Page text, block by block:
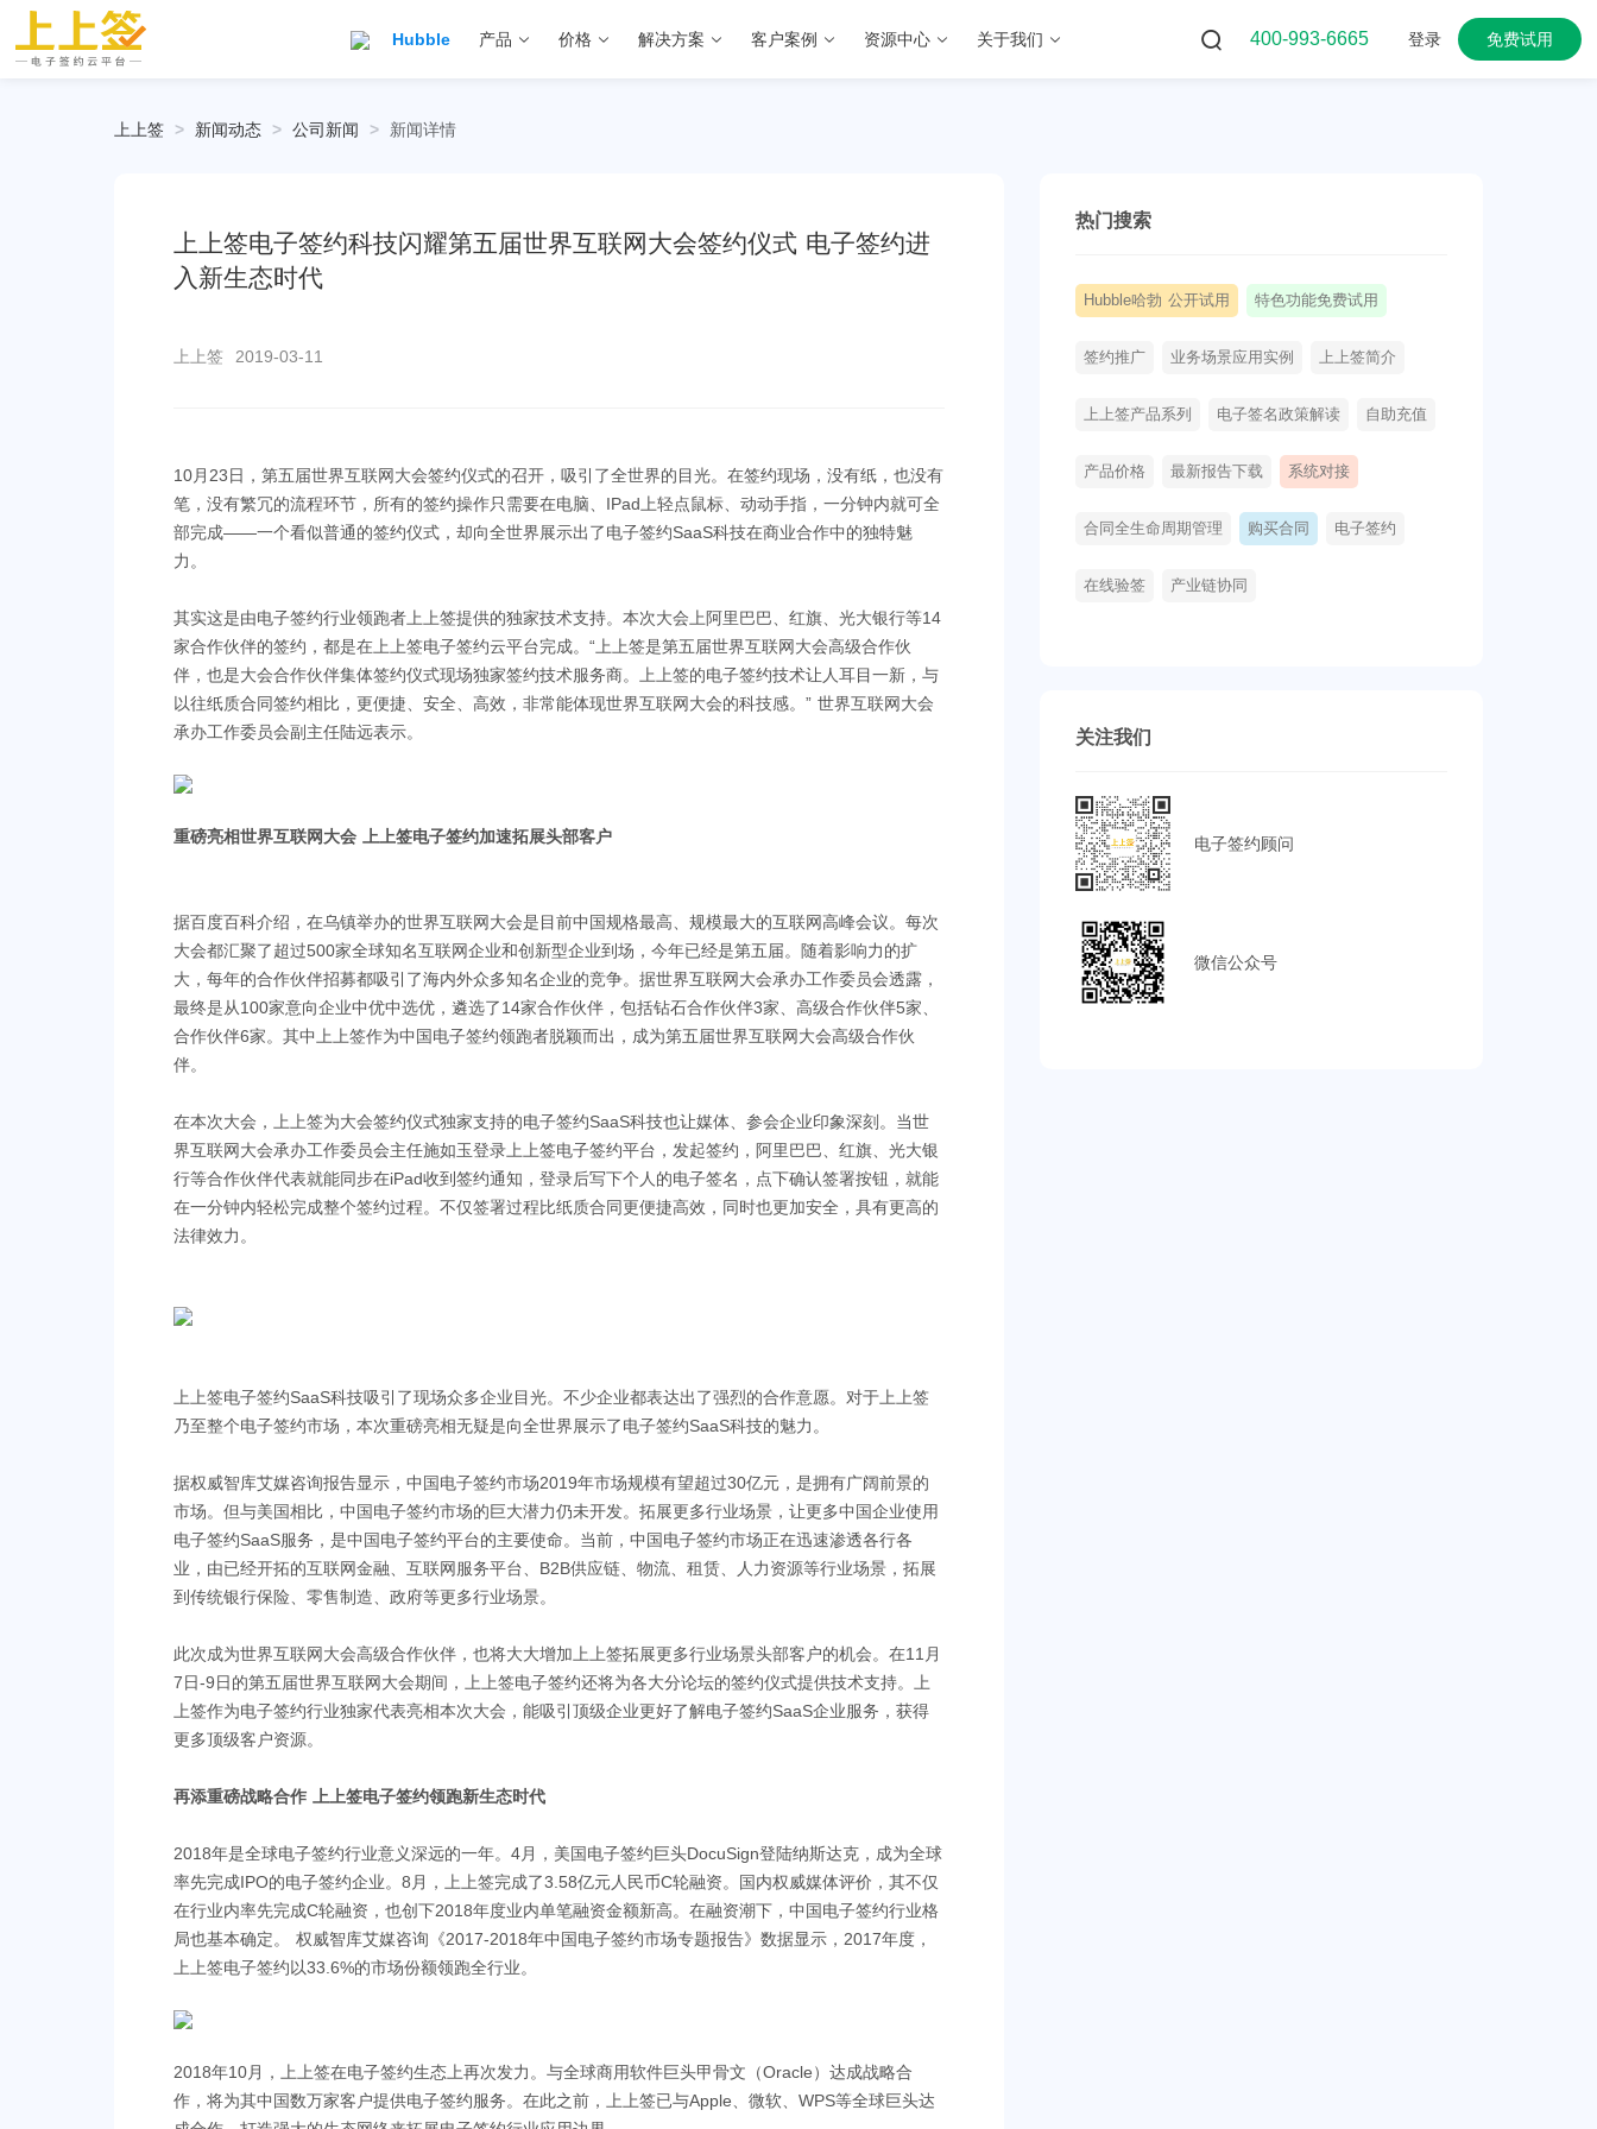
Hubble 产品 价格 解决方案 客户案例 资源中心 关于我们 400-993-6665 登录 免费试用
上上签 > 新闻动态 > 公司新闻 > 新闻详情
上上签电子签约科技闪耀第五届世界互联网大会签约仪式 电子签约进
入新生态时代
上上签 2019-03-11
10月23日，第五届世界互联网大会签约仪式的召开，吸引了全世界的目光。在签约现场，没有纸，也没有
笔，没有繁冗的流程环节，所有的签约操作只需要在电脑、IPad上轻点鼠标、动动手指，一分钟内就可全
部完成——一个看似普通的签约仪式，却向全世界展示出了电子签约SaaS科技在商业合作中的独特魅
力。
其实这是由电子签约行业领跑者上上签提供的独家技术支持。本次大会上阿里巴巴、红旗、光大银行等14
家合作伙伴的签约，都是在上上签电子签约云平台完成。“上上签是第五届世界互联网大会高级合作伙
伴，也是大会合作伙伴集体签约仪式现场独家签约技术服务商。上上签的电子签约技术让人耳目一新，与
以往纸质合同签约相比，更便捷、安全、高效，非常能体现世界互联网大会的科技感。” 世界互联网大会
承办工作委员会副主任陆远表示。
重磅亮相世界互联网大会 上上签电子签约加速拓展头部客户
据百度百科介绍，在乌镇举办的世界互联网大会是目前中国规格最高、规模最大的互联网高峰会议。每次
大会都汇聚了超过500家全球知名互联网企业和创新型企业到场，今年已经是第五届。随着影响力的扩
大，每年的合作伙伴招募都吸引了海内外众多知名企业的竞争。据世界互联网大会承办工作委员会透露，
最终是从100家意向企业中优中选优，遴选了14家合作伙伴，包括钻石合作伙伴3家、高级合作伙伴5家、
合作伙伴6家。其中上上签作为中国电子签约领跑者脱颖而出，成为第五届世界互联网大会高级合作伙
伴。
在本次大会，上上签为大会签约仪式独家支持的电子签约SaaS科技也让媒体、参会企业印象深刻。当世
界互联网大会承办工作委员会主任施如玉登录上上签电子签约平台，发起签约，阿里巴巴、红旗、光大银
行等合作伙伴代表就能同步在iPad收到签约通知，登录后写下个人的电子签名，点下确认签署按钮，就能
在一分钟内轻松完成整个签约过程。不仅签署过程比纸质合同更便捷高效，同时也更加安全，具有更高的
法律效力。
上上签电子签约SaaS科技吸引了现场众多企业目光。不少企业都表达出了强烈的合作意愿。对于上上签
乃至整个电子签约市场，本次重磅亮相无疑是向全世界展示了电子签约SaaS科技的魅力。
据权威智库艾媒咨询报告显示，中国电子签约市场2019年市场规模有望超过30亿元，是拥有广阔前景的
市场。但与美国相比，中国电子签约市场的巨大潜力仍未开发。拓展更多行业场景，让更多中国企业使用
电子签约SaaS服务，是中国电子签约平台的主要使命。当前，中国电子签约市场正在迅速渗透各行各
业，由已经开拓的互联网金融、互联网服务平台、B2B供应链、物流、租赁、人力资源等行业场景，拓展
到传统银行保险、零售制造、政府等更多行业场景。
此次成为世界互联网大会高级合作伙伴，也将大大增加上上签拓展更多行业场景头部客户的机会。在11月
7日-9日的第五届世界互联网大会期间，上上签电子签约还将为各大分论坛的签约仪式提供技术支持。上
上签作为电子签约行业独家代表亮相本次大会，能吸引顶级企业更好了解电子签约SaaS企业服务，获得
更多顶级客户资源。
再添重磅战略合作 上上签电子签约领跑新生态时代
2018年是全球电子签约行业意义深远的一年。4月，美国电子签约巨头DocuSign登陆纳斯达克，成为全球
率先完成IPO的电子签约企业。8月，上上签完成了3.58亿元人民币C轮融资。国内权威媒体评价，其不仅
在行业内率先完成C轮融资，也创下2018年度业内单笔融资金额新高。在融资潮下，中国电子签约行业格
局也基本确定。 权威智库艾媒咨询《2017-2018年中国电子签约市场专题报告》数据显示，2017年度，
上上签电子签约以33.6%的市场份额领跑全行业。
2018年10月，上上签在电子签约生态上再次发力。与全球商用软件巨头甲骨文（Oracle）达成战略合
作，将为其中国数万家客户提供电子签约服务。在此之前，上上签已与Apple、微软、WPS等全球巨头达
热门搜索
Hubble哈勃 公开试用 特色功能免费试用
签约推广 业务场景应用实例 上上签简介
上上签产品系列 电子签名政策解读 自助充值
产品价格 最新报告下载 系统对接
合同全生命周期管理 购买合同 电子签约
在线验签 产业链协同
关注我们
电子签约顾问
微信公众号